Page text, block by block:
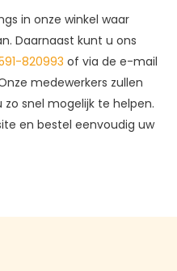
in onze winkel waar
Daarnaast kunt u ons
820993 of via de e-mail
medewerkers zullen
snel mogelijk te helpen.
en bestel eenvoudig uw